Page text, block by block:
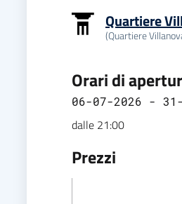
Quartiere
(Quartiere
Orari di
06-07-2026 -
dalle 21:00
Prezzi